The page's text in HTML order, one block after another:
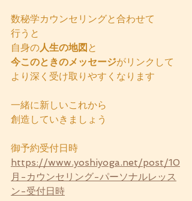
数秘学カウンセリングと合わせて
行うと
自身の人生の地図 と
今このときのメッセージがリンクして
より深く受け取りやすくなります
一緒に新しいこれから
創造していきましょう
御予約受付日時
https://www.yoshiyoga.net/post/10
月-カウンセリング-パーソナルレッス
ン-受付日時